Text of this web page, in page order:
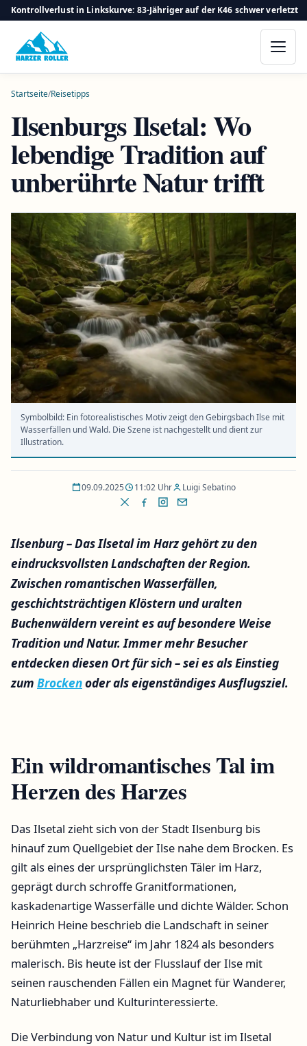
Kontrollverlust in Linkskurve: 83-Jähriger auf der K46 schwer verletzt
Startseite/Reisetipps
Ilsenburgs Ilsetal: Wo
lebendige Tradition auf
unberührte Natur trifft
Symbolbild: Ein fotorealistisches Motiv zeigt den Gebirgsbach Ilse mit
Wasserfällen und Wald. Die Szene ist nachgestellt und dient zur
Illustration.
09.09.2025 11:02 Uhr Luigi Sebatino
Ilsenburg – Das Ilsetal im Harz gehört zu den
eindrucksvollsten Landschaften der Region.
Zwischen romantischen Wasserfällen,
geschichtsträchtigen Klöstern und uralten
Buchenwäldern vereint es auf besondere Weise
Tradition und Natur. Immer mehr Besucher
entdecken diesen Ort für sich – sei es als Einstieg
zum Brockenoder als eigenständiges Ausflugsziel.
Ein wildromantisches Tal im
Herzen des Harzes
Das Ilsetal zieht sich von der Stadt Ilsenburg bis
hinauf zum Quellgebiet der Ilse nahe dem Brocken. Es
gilt als eines der ursprünglichsten Täler im Harz,
geprägt durch schroffe Granitformationen,
kaskadenartige Wasserfälle und dichte Wälder. Schon
Heinrich Heine beschrieb die Landschaft in seiner
berühmten „Harzreise“ im Jahr 1824 als besonders
malerisch. Bis heute ist der Flusslauf der Ilse mit
seinen rauschenden Fällen ein Magnet für Wanderer,
Naturliebhaber und Kulturinteressierte.
Die Verbindung von Natur und Kultur ist im Ilsetal